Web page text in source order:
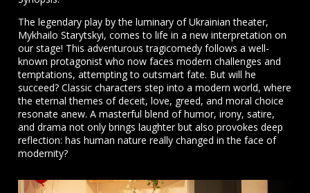
The legendary play by the luminary of Ukrainian theater,
Mykhailo Starytskyi, comes to life in a new interpretation on
our stage! This adventurous tragicomedy follows a well-
known protagonist who now faces modern challenges and
temptations, attempting to outsmart fate. But will he
succeed? Classic characters step into a modern world, where
the eternal themes of deceit, love, greed, and moral choice
resonate anew. A masterful blend of humor, irony, satire,
and drama not only brings laughter but also provokes deep
reflection: has human nature really changed in the face of
modernity?